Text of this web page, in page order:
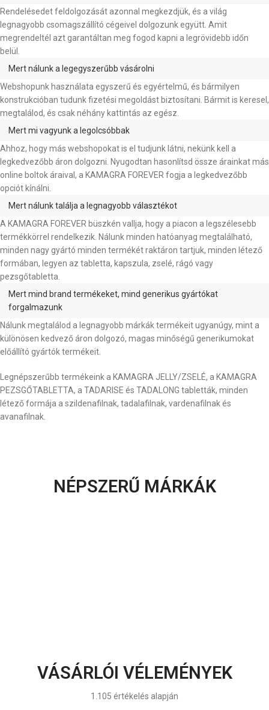
Rendelésedet feldolgozását azonnal megkezdjük, és a világ
legnagyobb csomagszállító cégeivel dolgozunk együtt. Amit
megrendeltél azt garantáltan meg fogod kapni a legrövidebb időn
belül.
Mert nálunk a legegyszerűbb vásárolni
Webshopunk használata egyszerű és egyértelmű, és bármilyen
konstrukcióban tudunk fizetési megoldást biztosítani. Bármit is keresel,
megtalálod, és csak néhány kattintás az egész.
Mert mi vagyunk a legolcsóbbak
Ahhoz, hogy más webshopokat is el tudjunk látni, nekünk kell a
legkedvezőbb áron dolgozni. Nyugodtan hasonlítsd össze árainkat más
online boltok áraival, a KAMAGRA FOREVER fogja a legkedvezőbb
opciót kínálni.
Mert nálunk találja a legnagyobb választékot
A KAMAGRA FOREVER büszkén vallja, hogy a piacon a legszélesebb
termékkörrel rendelkezik. Nálunk minden hatóanyag megtalálható,
minden nagy gyártó minden termékét raktáron tartjuk, minden létező
formában, legyen az tabletta, kapszula, zselé, rágó vagy
pezsgőtabletta.
Mert mind brand termékeket, mind generikus gyártókat
forgalmazunk
Nálunk megtalálod a legnagyobb márkák termékeit ugyanúgy, mint a
különösen kedvező áron dolgozó, magas minőségű generikumokat
előállító gyártók termékeit.
Legnépszerűbb termékeink a KAMAGRA JELLY/ZSELÉ, a KAMAGRA
PEZSGŐTABLETTA, a TADARISE és TADALONG tabletták, minden
létező formája a szildenafilnak, tadalafilnak, vardenafilnak és
avanafilnak.
NÉPSZERŰ MÁRKÁK
VÁSÁRLÓI VÉLEMÉNYEK
1.105 értékelés alapján